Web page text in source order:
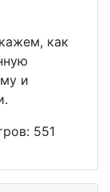
как
и
551